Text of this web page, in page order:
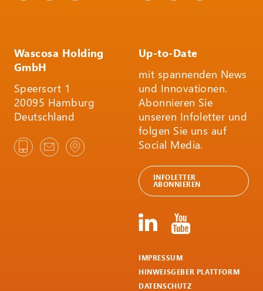
Wascosa Holding
GmbH
Speersort 1
20095 Hamburg
Deutschland
Up-to-Date
mit spannenden News
und Innovationen.
Abonnieren Sie
unseren Infoletter und
folgen Sie uns auf
Social Media.
INFOLETTER
ABONNIEREN
IMPRESSUM
HINWEISGEBER PLATTFORM
DATENSCHUTZ